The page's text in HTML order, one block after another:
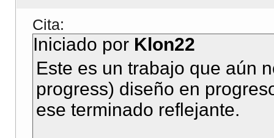
Cita:
Iniciado por Klon22
Este es un trabajo que aún
progress) diseño en
ese terminado reflejante.